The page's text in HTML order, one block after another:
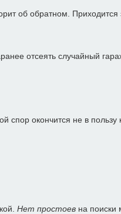
об обратном. Приходится
отсеять случайный
спор окончится не в пользу
Нет простоев на поиски